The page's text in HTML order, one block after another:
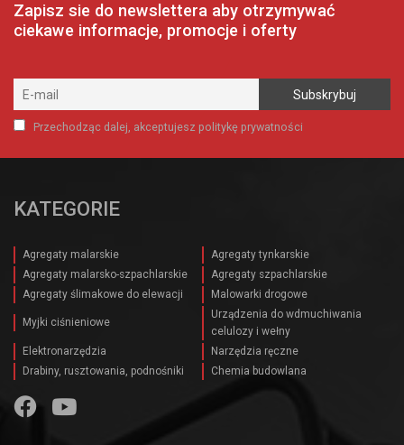
Zapisz sie do newslettera aby otrzymywać
ciekawe informacje, promocje i oferty
Przechodząc dalej, akceptujesz politykę prywatności
KATEGORIE
Agregaty malarskie
Agregaty tynkarskie
Agregaty malarsko-szpachlarskie
Agregaty szpachlarskie
Agregaty ślimakowe do elewacji
Malowarki drogowe
Myjki ciśnieniowe
Urządzenia do wdmuchiwania
celulozy i wełny
Elektronarzędzia
Narzędzia ręczne
Drabiny, rusztowania, podnośniki
Chemia budowlana